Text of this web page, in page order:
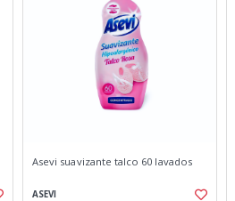
Asevi suavizante talco 60 lavados
ASEVI